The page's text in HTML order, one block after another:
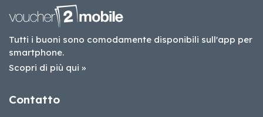
Tutti i buoni sono comodamente disponibili sull'app per
smartphone.
Scopri di più qui »
Contatto